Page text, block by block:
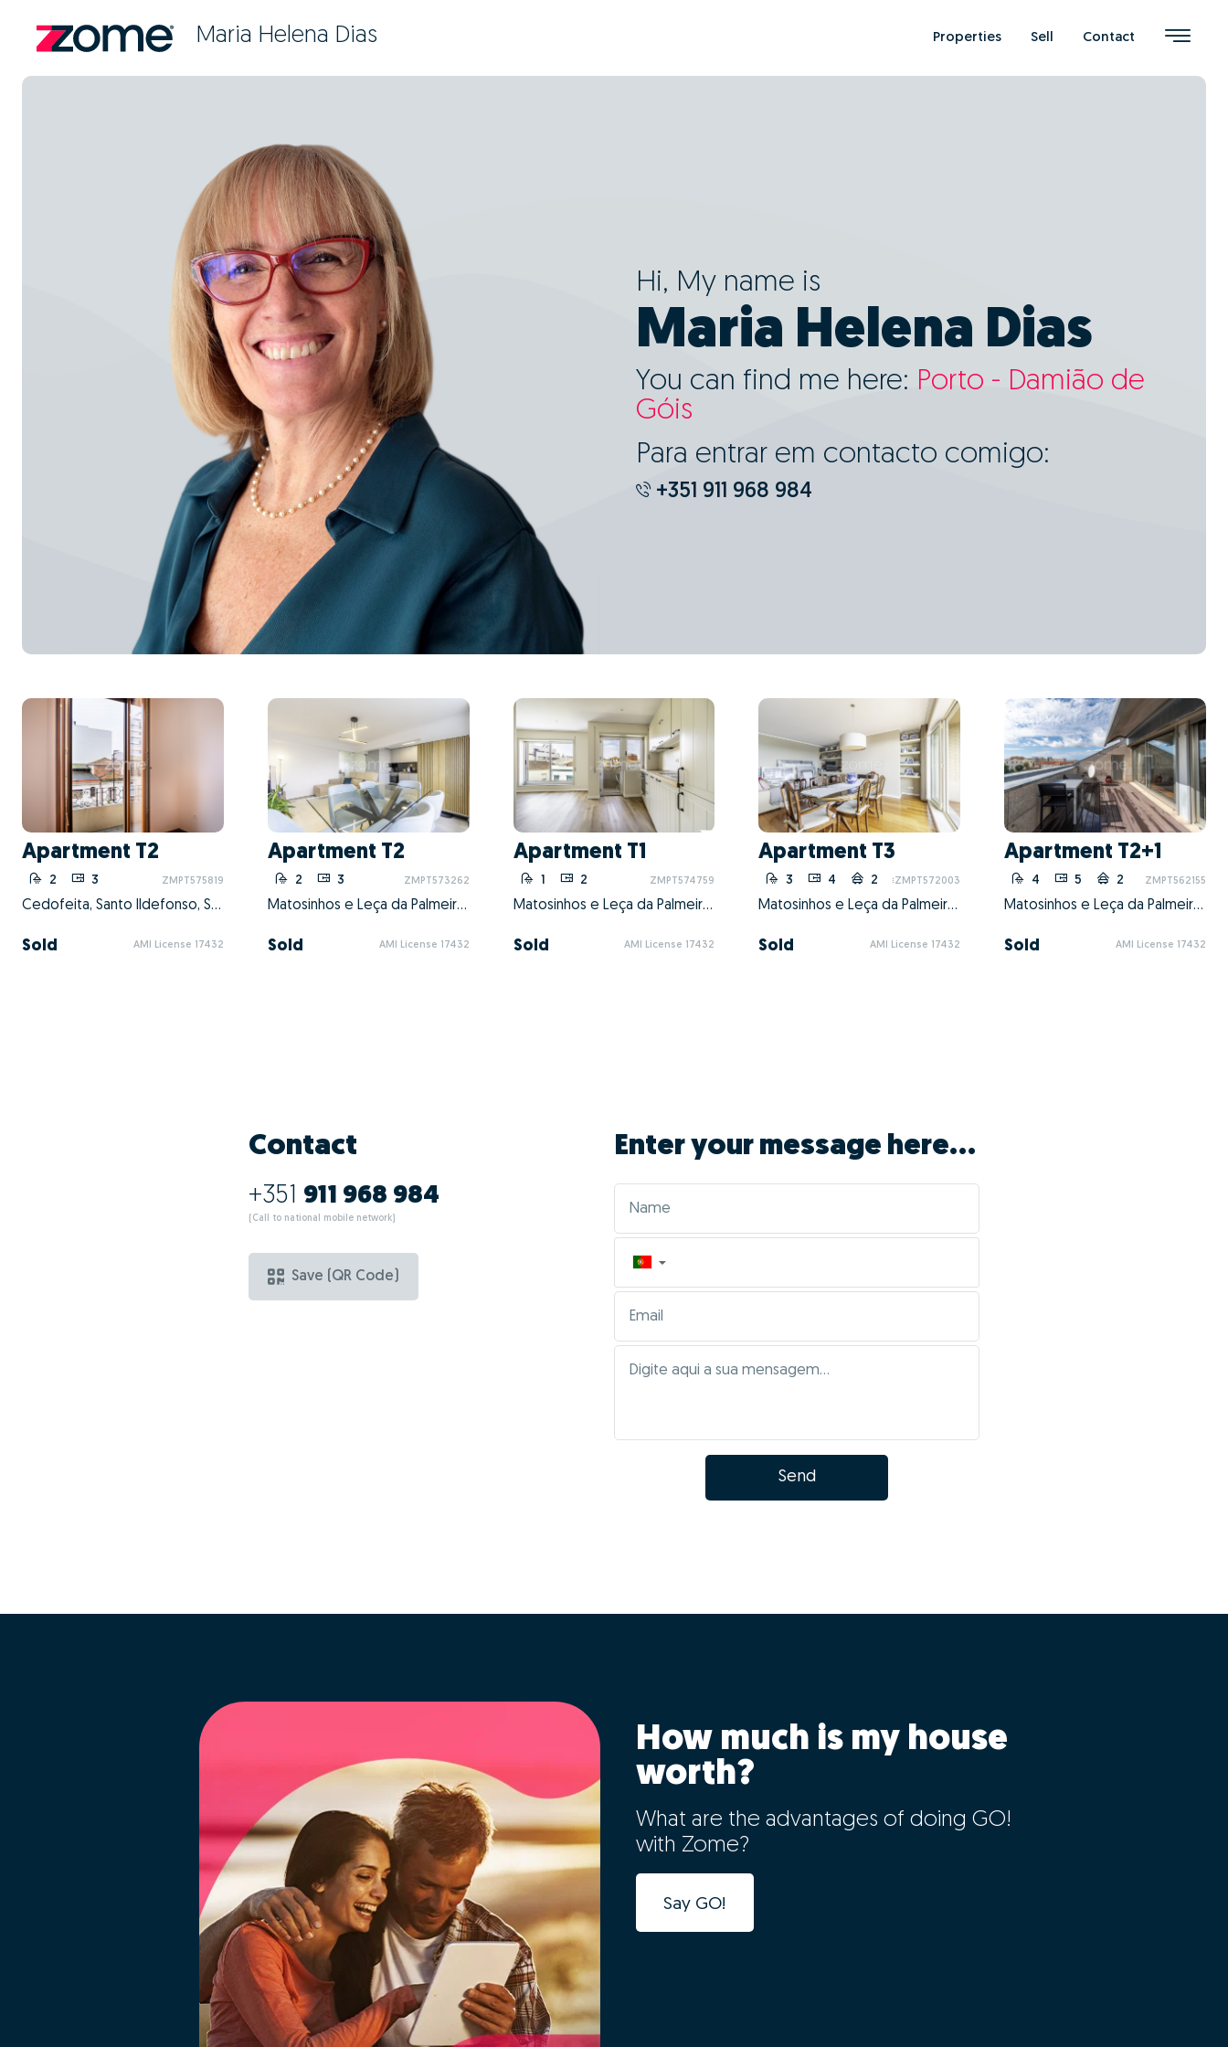
Maria Helena Dias Properties Sell Contact
Hi, My name is
Maria Helena Dias
You can find me here: Porto - Damião de
Góis
Para entrar em contacto comigo:
+351 911 968 984
Apartment T2
2 3 ZMPT575819
Cedofeita, Santo Ildefonso, Sé, Miragaia, São Nicolau e Vitória, Porto, Porto
Sold AMI License 17432
Apartment T2
2 3 ZMPT573262
Matosinhos e Leça da Palmeira, Matosinhos, Porto
Sold AMI License 17432
Apartment T1
1 2 ZMPT574759
Matosinhos e Leça da Palmeira, Matosinhos, Porto
Sold AMI License 17432
Apartment T3
3 4 2 ZMPT572003
Matosinhos e Leça da Palmeira, Matosinhos, Porto
Sold AMI License 17432
Apartment T2+1
4 5 2 ZMPT562155
Matosinhos e Leça da Palmeira, Matosinhos, Porto
Sold AMI License 17432
Contact
+351 911 968 984
(Call to national mobile network)
Save (QR Code)
Enter your message here...
▼
Send
How much is my house
worth?
What are the advantages of doing GO!
with Zome?
Say GO!